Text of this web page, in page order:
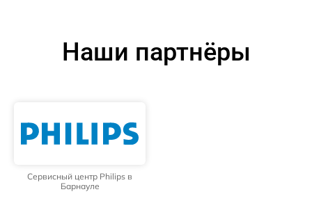
Наши партнёры
Сервисный центр Philips в
Барнауле